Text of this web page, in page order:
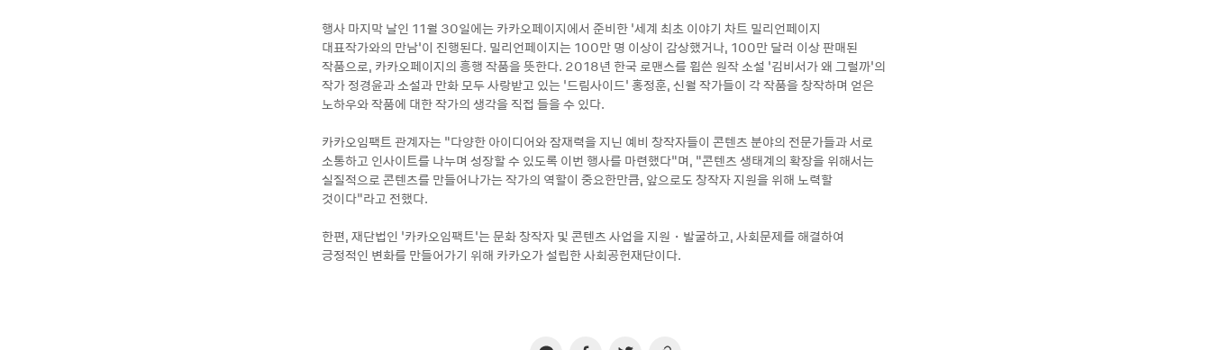
행사 마지막 날인 11월 30일에는 카카오페이지에서 준비한 ‘세계 최초 이야기 차트 밀리언페이지
대표작가와의 만남’이 진행된다. 밀리언페이지는 100만 명 이상이 감상했거나, 100만 달러 이상 판매된
작품으로, 카카오페이지의 흥행 작품을 뜻한다. 2018년 한국 로맨스를 휩쓴 원작 소설 ’김비서가 왜 그럴까’의
작가 정경윤과 소설과 만화 모두 사랑받고 있는 ‘드림사이드’ 홍정훈, 신월 작가들이 각 작품을 창작하며 얻은
노하우와 작품에 대한 작가의 생각을 직접 들을 수 있다.
카카오임팩트 관계자는 “다양한 아이디어와 잠재력을 지닌 예비 창작자들이 콘텐츠 분야의 전문가들과 서로
소통하고 인사이트를 나누며 성장할 수 있도록 이번 행사를 마련했다”며, “콘텐츠 생태계의 확장을 위해서는
실질적으로 콘텐츠를 만들어나가는 작가의 역할이 중요한만큼, 앞으로도 창작자 지원을 위해 노력할
것이다”라고 전했다.
한편, 재단법인 ‘카카오임팩트’는 문화 창작자 및 콘텐츠 사업을 지원・발굴하고, 사회문제를 해결하여
긍정적인 변화를 만들어가기 위해 카카오가 설립한 사회공헌재단이다.